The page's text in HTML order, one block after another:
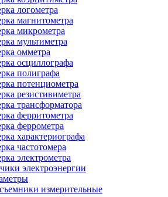
логометра
магнитометра
микрометра
мультиметра
омметра
осциллографа
полиграфа
потенциометра
резистивиметра
трансформатора
ферритометра
феррометра
характериографа
частотомера
электрометра
электроэнергии
измерительные